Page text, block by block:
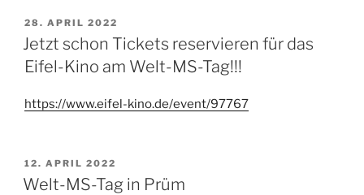
VERÖFFENTLICHT
AM
28. APRIL 2022
Jetzt schon Tickets reservieren für das
Eifel-Kino am Welt-MS-Tag!!!
https://www.eifel-kino.de/event/97767
VERÖFFENTLICHT
AM
12. APRIL 2022
Welt-MS-Tag in Prüm